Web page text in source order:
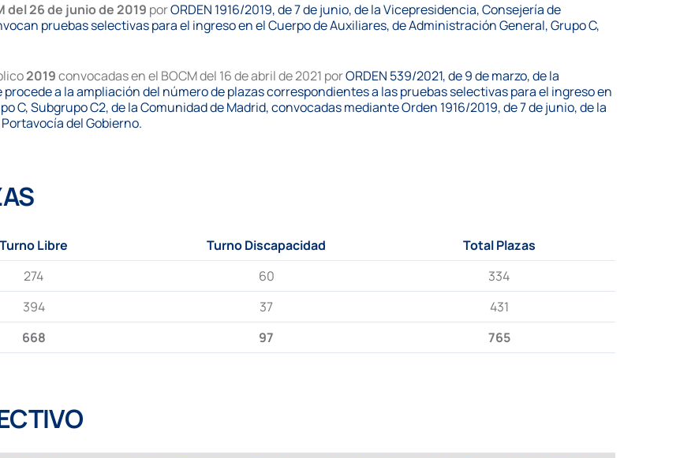
del 26 de junio de 2019 porORDEN 1916/2019, de 7 de junio, de la Vicepresidencia, Consejería de
pruebas selectivas para el ingreso en el Cuerpo de Auxiliares, de Administración General, Grupo C,
2019convocadas en el BOCM del 16 de abril de 2021 porORDEN 539/2021, de 9 de marzo, de la
a la ampliación del número de plazas correspondientes a las pruebas selectivas para el ingreso en
C, Subgrupo C2, de la Comunidad de Madrid, convocadas mediante Orden 1916/2019, de 7 de junio, de la
del Gobierno.
Turno Libre Turno Discapacidad
Total Plazas
274 60
334
394 37
431
668 97 765